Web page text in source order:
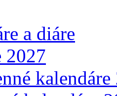
a diáre
2027